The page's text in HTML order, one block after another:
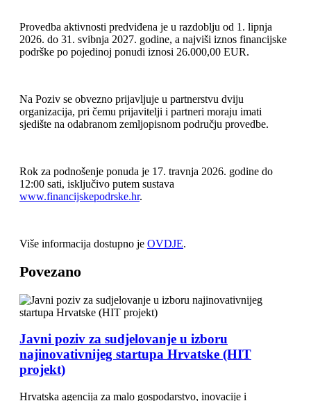
Provedba aktivnosti predviđena je u razdoblju od 1. lipnja
2026. do 31. svibnja 2027. godine, a najviši iznos financijske
podrške po pojedinoj ponudi iznosi 26.000,00 EUR.
Na Poziv se obvezno prijavljuje u partnerstvu dviju
organizacija, pri čemu prijavitelji i partneri moraju imati
sjedište na odabranom zemljopisnom području provedbe.
Rok za podnošenje ponuda je 17. travnja 2026. godine do
12:00 sati, isključivo putem sustava
www.financijskepodrske.hr.
Više informacija dostupno je OVDJE.
Povezano
Javni poziv za sudjelovanje u izboru
najinovativnijeg startupa Hrvatske (HIT
projekt)
Hrvatska agencija za malo gospodarstvo, inovacije i